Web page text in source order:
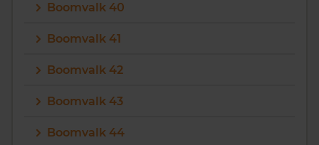
Boomvalk 40
Boomvalk 41
Boomvalk 42
Boomvalk 43
Boomvalk 44